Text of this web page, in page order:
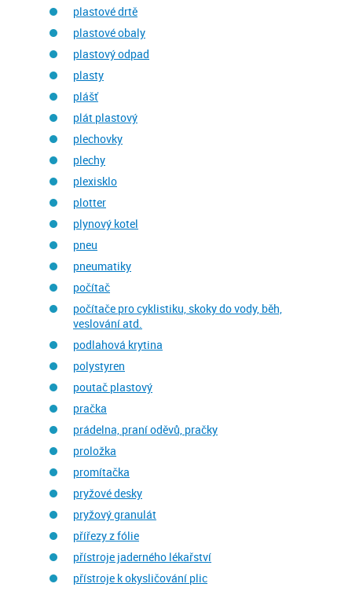
plastové drtě
plastové obaly
plastový odpad
plasty
plášť
plát plastový
plechovky
plechy
plexisklo
plotter
plynový kotel
pneu
pneumatiky
počítač
počítače pro cyklistiku, skoky do vody, běh,
veslování atd.
podlahová krytina
polystyren
poutač plastový
pračka
prádelna, praní oděvů, pračky
proložka
promítačka
pryžové desky
pryžový granulát
přířezy z fólie
přístroje jaderného lékařství
přístroje k okysličování plic